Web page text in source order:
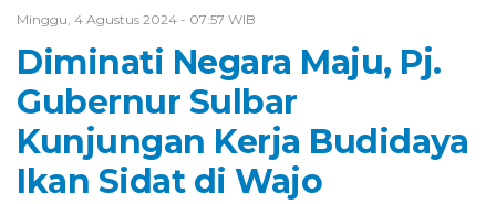
Minggu, 4 Agustus 2024 - 07:57 WIB
Diminati Negara Maju, Pj.
Gubernur Sulbar
Kunjungan Kerja Budidaya
Ikan Sidat di Wajo